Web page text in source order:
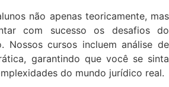
não apenas teoricamente, mas
com sucesso os desafios do
Nossos cursos incluem análise de
garantindo que você se sinta
do mundo jurídico real.